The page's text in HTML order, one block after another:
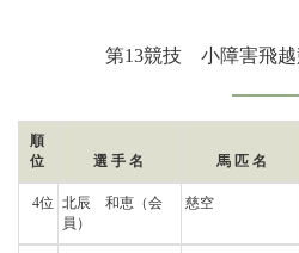
第13競技 小障害飛越
順
位
選手名 馬匹名
4位 北辰 和恵 （会
員）
慈空